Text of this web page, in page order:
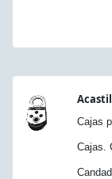
Cajas
Cajas.